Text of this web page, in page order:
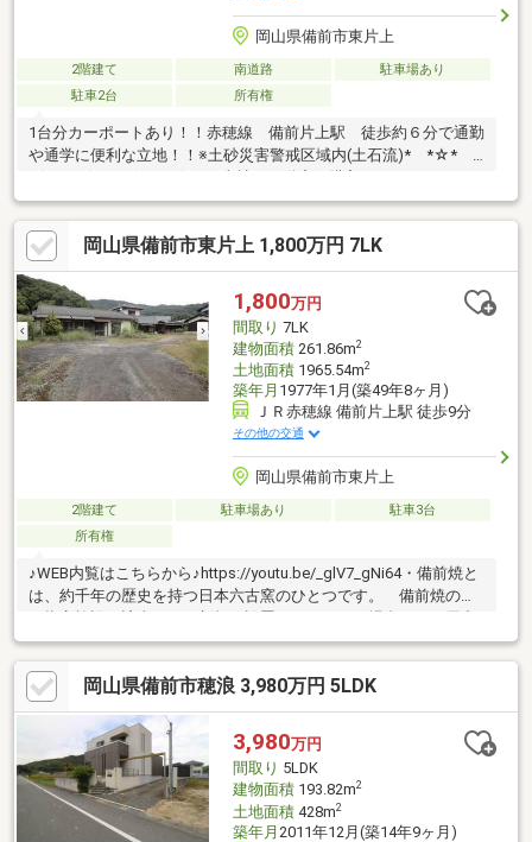
岡山県備前市東片上
2階建て 南道路
駐車場あり
駐車2台
所有権
1台分カーポートあり！！赤穂線 備前片上駅 徒歩約６分で通勤
や通学に便利な立地！！※土砂災害警戒区域内(土石流)* *☆*
ンまでワンストップでサポートいたします。高い技術力とデザイ
ン力で失敗しないリフォームを実現。中古物件をリノベ・リフォ
ームで蘇らせます。物件購入費用とリノベ工事費用を一緒にロー
ンで組む提案も可能です。3Dモデリングでリフォームの完成予想
図を立体的に表現。お気軽にご相談くださ
い。 * *☆* *☆* *☆*
*☆* *☆* *
岡山県備前市東片上 1,800万円 7LK
1,800万円
間取り 7LK
建物面積261.86m2
土地面積1965.54m2
築年月 1977年1月(築49年8ヶ月)
ＪＲ赤穂線 備前片上駅 徒歩9分
その他の交通
岡山県備前市東片上
2階建て 駐車場あり
駐車3台
所有権
♪WEB内覧はこちらから♪https://youtu.be/_glV7_gNi64・備前焼と
は、約千年の歴史を持つ日本六古窯のひとつです。 備前焼の窯
が必要となります。 古き良き日本家屋で岡山を代表する焼き
物、 「備前焼」を身近に感じるお住まいを体感ください。※土
砂災害警戒区域に該当します
岡山県備前市穂浪 3,980万円 5LDK
3,980万円
間取り 5LDK
建物面積193.82m2
土地面積428m2
築年月 2011年12月(築14年9ヶ月)